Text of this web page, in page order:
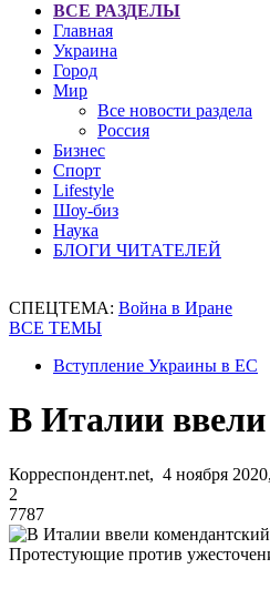
ВСЕ РАЗДЕЛЫ
Главная
Украина
Город
Мир
Все новости раздела
Россия
Бизнес
Спорт
Lifestyle
Шоу-биз
Наука
БЛОГИ ЧИТАТЕЛЕЙ
СПЕЦТЕМА: Война в Иране
ВСЕ ТЕМЫ
Вступление Украины в ЕС
В Италии ввели
Корреспондент.net, 4 ноября
2
7787
Протестующие против